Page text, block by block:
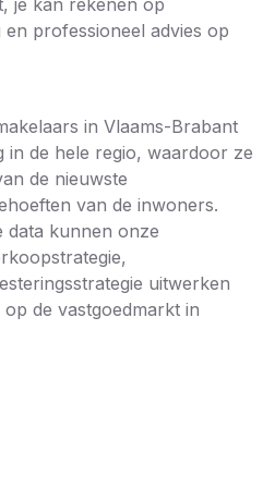
je kan rekenen op
professioneel advies op
in Vlaams-Brabant
in de hele regio, waardoor ze
de nieuwste
van de inwoners.
data kunnen onze
uitwerken
de vastgoedmarkt in